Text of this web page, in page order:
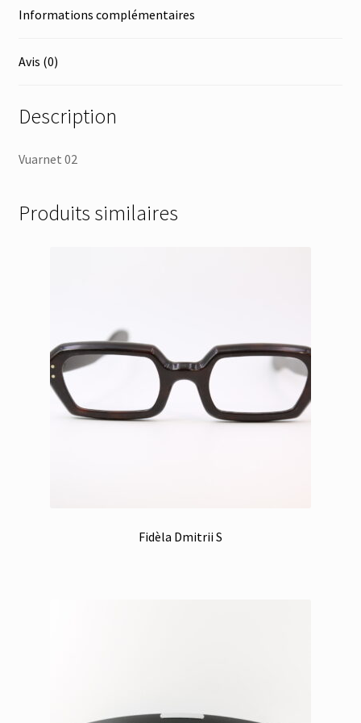
Informations complémentaires
Avis (0)
Description
Vuarnet 02
Produits similaires
Fidèla Dmitrii S